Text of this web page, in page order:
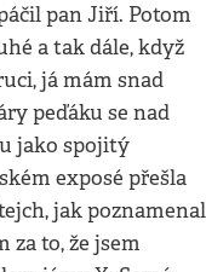
pan Jiří. Potom
a tak dále, když
já mám snad
peďáku se nad
jako spojitý
exposé přešla
jak poznamenal
to, že jsem